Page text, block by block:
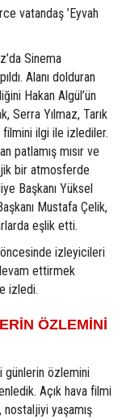
vatandaş ’Eyvah
Sinema
Alanı dolduran
Hakan Algül’ün
Serra Yılmaz, Tarık
filmini ilgi ile izlediler.
patlamış mısır ve
bir atmosferde
Başkanı Yüksel
Mustafa Çelik,
eşlik etti.
izleyicileri
ettirmek
izledi.
ÖZLEMİNİ
günlerin özlemini
Açık hava filmi
yaşamış